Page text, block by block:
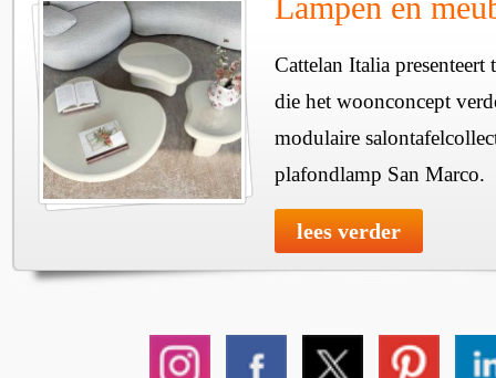
Cattelan Italia
die het woonconcept
modulaire
plafondlamp San Marco.
lees verder